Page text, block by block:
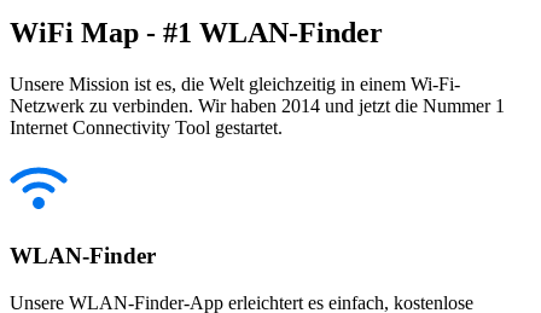
WiFi Map - #1 WLAN-Finder
Unsere Mission ist es, die Welt gleichzeitig in einem Wi-Fi-
Netzwerk zu verbinden. Wir haben 2014 und jetzt die Nummer 1
Internet Connectivity Tool gestartet.
WLAN-Finder
Unsere WLAN-Finder-App erleichtert es einfach, kostenlose